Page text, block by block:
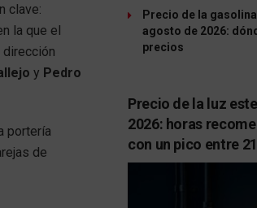
clave:
la que el
dirección
y Pedro
portería
de
Precio de la
agosto de 2026:
precios
Precio de la luz
2026: horas
con un pico entre